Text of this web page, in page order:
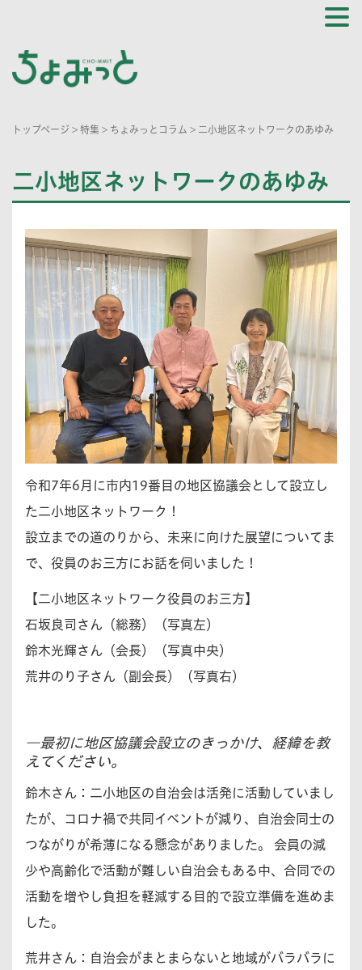
トップページ > 特集 > ちょみっとコラム > 二小地区ネットワークのあゆみ
二小地区ネットワークのあゆみ
令和7年6月に市内19番目の地区協議会として設立し
た二小地区ネットワーク！
設立までの道のりから、未来に向けた展望についてま
で、役員のお三方にお話を伺いました！
【二小地区ネットワーク役員のお三方】
石坂良司さん（総務）（写真左）
鈴木光輝さん（会長）（写真中央）
荒井のり子さん（副会長）（写真右）
―最初に地区協議会設立のきっかけ、経緯を教
えてください。
鈴木さん： 二小地区の自治会は活発に活動していまし
たが、コロナ禍で共同イベントが減り、自治会同士の
つながりが希薄になる懸念がありました。 会員の減
少や高齢化で活動が難しい自治会もある中、合同での
活動を増やし負担を軽減する目的で設立準備を進めま
した。
荒井さん： 自治会がまとまらないと地域がバラバラに